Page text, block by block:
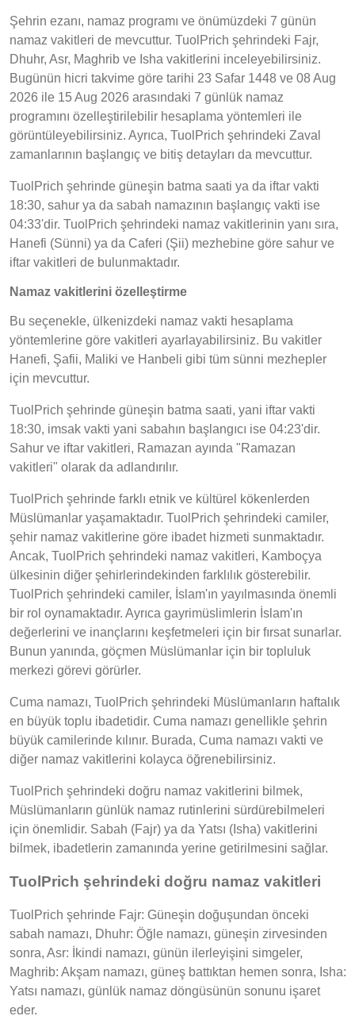
Şehrin ezanı, namaz programı ve önümüzdeki 7 günün
namaz vakitleri de mevcuttur. TuolPrich şehrindeki Fajr,
Dhuhr, Asr, Maghrib ve Isha vakitlerini inceleyebilirsiniz.
Bugünün hicri takvime göre tarihi 23 Safar 1448 ve 08 Aug
2026 ile 15 Aug 2026 arasındaki 7 günlük namaz
programını özelleştirilebilir hesaplama yöntemleri ile
görüntüleyebilirsiniz. Ayrıca, TuolPrich şehrindeki Zaval
zamanlarının başlangıç ve bitiş detayları da mevcuttur.
TuolPrich şehrinde güneşin batma saati ya da iftar vakti
18:30, sahur ya da sabah namazının başlangıç vakti ise
04:33'dir. TuolPrich şehrindeki namaz vakitlerinin yanı sıra,
Hanefi (Sünni) ya da Caferi (Şii) mezhebine göre sahur ve
iftar vakitleri de bulunmaktadır.
Namaz vakitlerini özelleştirme
Bu seçenekle, ülkenizdeki namaz vakti hesaplama
yöntemlerine göre vakitleri ayarlayabilirsiniz. Bu vakitler
Hanefi, Şafii, Maliki ve Hanbeli gibi tüm sünni mezhepler
için mevcuttur.
TuolPrich şehrinde güneşin batma saati, yani iftar vakti
18:30, imsak vakti yani sabahın başlangıcı ise 04:23'dir.
Sahur ve iftar vakitleri, Ramazan ayında "Ramazan
vakitleri" olarak da adlandırılır.
TuolPrich şehrinde farklı etnik ve kültürel kökenlerden
Müslümanlar yaşamaktadır. TuolPrich şehrindeki camiler,
şehir namaz vakitlerine göre ibadet hizmeti sunmaktadır.
Ancak, TuolPrich şehrindeki namaz vakitleri, Kamboçya
ülkesinin diğer şehirlerindekinden farklılık gösterebilir.
TuolPrich şehrindeki camiler, İslam'ın yayılmasında önemli
bir rol oynamaktadır. Ayrıca gayrimüslimlerin İslam'ın
değerlerini ve inançlarını keşfetmeleri için bir fırsat sunarlar.
Bunun yanında, göçmen Müslümanlar için bir topluluk
merkezi görevi görürler.
Cuma namazı, TuolPrich şehrindeki Müslümanların haftalık
en büyük toplu ibadetidir. Cuma namazı genellikle şehrin
büyük camilerinde kılınır. Burada, Cuma namazı vakti ve
diğer namaz vakitlerini kolayca öğrenebilirsiniz.
TuolPrich şehrindeki doğru namaz vakitlerini bilmek,
Müslümanların günlük namaz rutinlerini sürdürebilmeleri
için önemlidir. Sabah (Fajr) ya da Yatsı (Isha) vakitlerini
bilmek, ibadetlerin zamanında yerine getirilmesini sağlar.
TuolPrich şehrindeki doğru namaz vakitleri
TuolPrich şehrinde Fajr: Güneşin doğuşundan önceki
sabah namazı, Dhuhr: Öğle namazı, güneşin zirvesinden
sonra, Asr: İkindi namazı, günün ilerleyişini simgeler,
Maghrib: Akşam namazı, güneş battıktan hemen sonra, Isha:
Yatsı namazı, günlük namaz döngüsünün sonunu işaret
eder.